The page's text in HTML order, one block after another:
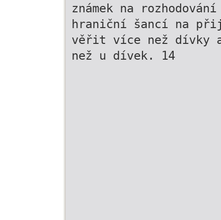
známek na
hraniční šancí na
věřit více než dívky
než u dívek. 14